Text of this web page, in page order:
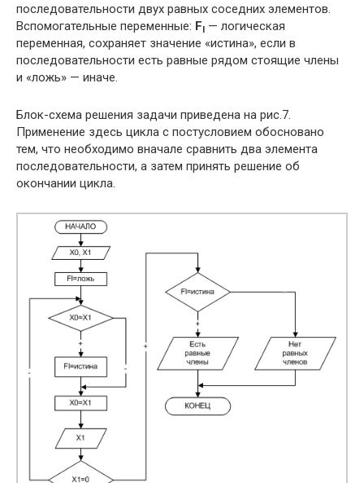
последовательности двух равных соседних элементов.
Вспомогательные переменные: Fl — логическая
переменная, сохраняет значение «истина», если в
последовательности есть равные рядом стоящие члены
и «ложь» — иначе.
Блок-схема решения задачи приведена на рис.7.
Применение здесь цикла с постусловием обосновано
тем, что необходимо вначале сравнить два элемента
последовательности, а затем принять решение об
окончании цикла.